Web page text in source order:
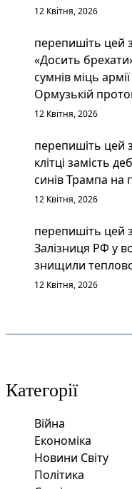
12 Квітня, 2026
перепишіть цей
«Досить
сумнів міць
Ормузькій
12 Квітня, 2026
перепишіть цей
клітці замість
синів Трампа на
12 Квітня, 2026
перепишіть цей
Залізниця РФ у
знищили
12 Квітня, 2026
Категорії
Війна
Економіка
Новини Світу
Політика